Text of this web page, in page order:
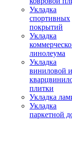
Укладка
спортивных
покрытий
Укладка
линолеума
Укладка
виниловой и
плитки
Укладка
Укладка
паркетной